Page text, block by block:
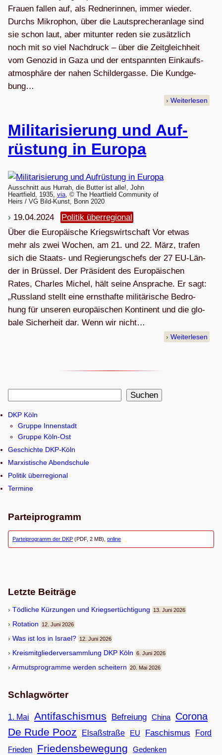
Frauen fal­len auf, als Red­ne­rin­nen, immer wie­der.
Durchs Mikro­phon, über die Laut­spre­cher­an­lage sind
sie schon laut, aber mit­un­ter reden sie zusätz­lich
noch mit so viel Nach­druck – über die Zeit­gleich­heit
vom Geno­zid in Gaza und der ent­spann­ten Ein­kaufs­
at­mo­sphäre der nahen Schil­der­gasse. Die Kund­ge­
bung…
Weiterlesen
Mili­ta­ri­sie­rung und Auf­
rüs­tung in Europa
Ausschnitt aus Hurrah, die Butter ist alle!, John
Heartfield, 1935, via, © The Heartfield Community of
Heirs / VG Bild-Kunst, Bonn 2020
19.04.2024
Politik überregional
Über die Euro­päi­sche Kriegswirtschaft Vor etwas
mehr als zwei Wochen, am 21. und 22. März, tra­fen
sich die Staats- und Regie­rungs­chefs der 27 EU-Län­
der in Brüs­sel. Der Prä­si­dent des Euro­päi­schen
Rates, Charles Michel, hält seine Anspra­che. Er sagt:
„Russ­land stellt eine ernst­hafte mili­tä­ri­sche Bedro­
hung für unse­ren euro­päi­schen Kon­ti­nent und die glo­
bale Sicher­heit dar. Wenn wir nicht…
Weiterlesen
h
e
n
Suchen
DKP Köln
Gruppe Innenstadt
Gruppe Köln-Ost
Geschichte DKP-Köln
Marxistische Abendschule
Politik überregional
Termine
Parteiprogramm
Parteiprogramm der DKP (PDF, 2 MB), online
Letzte Beiträge
Töd­li­che Kür­zun­gen und Kriegsertüchtigung 13. Juni 2026
Rota­tion 12. Juni 2026
Was ist los in Israel? 12. Juni 2026
Kreis­mit­glie­der­ver­samm­lung DKP Köln 6. Juni 2026
Armuts­pro­gramme wer­den scheitern 20. Mai 2026
Schlagwörter
1. Mai Antifaschismus Befreiung China Corona
De Rude Pooz Elsaßstraße EU Faschismus
Ford
Frieden
Friedensbewegung
Gedenken